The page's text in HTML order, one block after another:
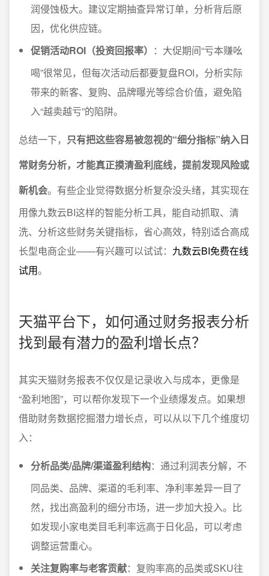
润侵蚀极大。建议定期抽查异常订单，分析背后原
因，优化供应链。
促销活动ROI（投资回报率） ：大促期间“亏本赚吆
喝”很常见，但每次活动后都要复盘ROI，分析实际
带来的新客、复购、品牌曝光等综合价值，避免陷
入“越卖越亏”的陷阱。
总结一下， 只有把这些容易被忽视的“细分指标”纳入日
常财务分析，才能真正摸清盈利底线，提前发现风险或
新机会。有些企业觉得数据分析复杂没头绪，其实现在
用像九数云BI这样的智能分析工具，能自动抓取、清
洗、分析这些财务关键指标，省心高效，特别适合高成
长型电商企业——有兴趣可以试试： 九数云BI免费在线
试用。
天猫平台下，如何通过财务报表分析
找到最有潜力的盈利增长点？
其实天猫财务报表不仅仅是记录收入与成本，更像是
“盈利地图”，可以帮你发现下一个业绩爆发点。如果想
借助财务数据挖掘潜力增长点，可以从以下几个维度切
入：
分析品类/品牌/渠道盈利结构：通过利润表分解，不
同品类、品牌、渠道的毛利率、净利率差异一目了
然，找出高盈利的细分市场，进一步加大投入。比
如发现小家电类目毛利率远高于日化品，可以考虑
调整运营重心。
关注复购率与老客贡献：复购率高的品类或SKU往